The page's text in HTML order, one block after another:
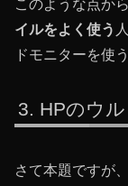
このような点から
イルをよく使う
ドモニターを使
HPのウ
さて本題ですが